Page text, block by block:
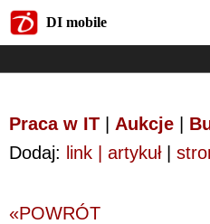
DI mobile
Praca w IT Aukcje
Dodaj: link | artykuł|
«POWRÓT
DI mobile